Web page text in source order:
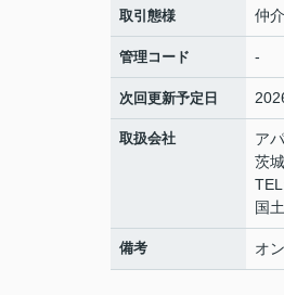
取引態様 仲介
管理コード -
次回更新予定日
取扱会社
ア
茨
国
備考 オ